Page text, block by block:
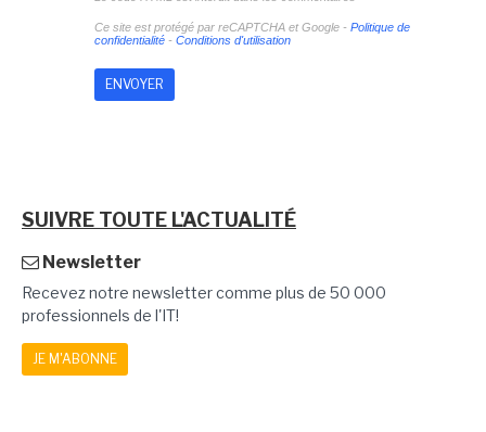
Ce site est protégé par reCAPTCHA et Google - Politique de
confidentialité- Conditions d'utilisation
SUIVRE TOUTE L'ACTUALITÉ
Newsletter
Recevez notre newsletter comme plus de 50 000
professionnels de l'IT!
JE M'ABONNE